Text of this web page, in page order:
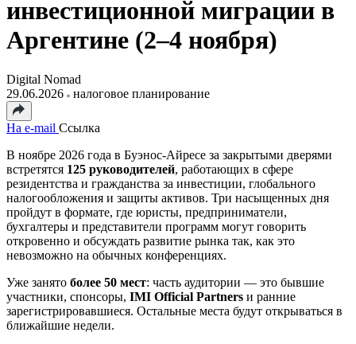
инвестиционной миграции в
Аргентине (2–4 ноября)
Digital Nomad
29.06.2026
налоговое планирование
На e-mail Ссылка
В ноябре 2026 года в Буэнос-Айресе за закрытыми дверями
встретятся 125 руководителей, работающих в сфере
резидентства и гражданства за инвестиции, глобального
налогообложения и защиты активов. Три насыщенных дня
пройдут в формате, где юристы, предприниматели,
бухгалтеры и представители программ могут говорить
откровенно и обсуждать развитие рынка так, как это
невозможно на обычных конференциях.
Уже занято более 50 мест: часть аудитории — это бывшие
участники, спонсоры, IMI Official Partners и ранние
зарегистрировавшиеся. Остальные места будут открываться в
ближайшие недели.